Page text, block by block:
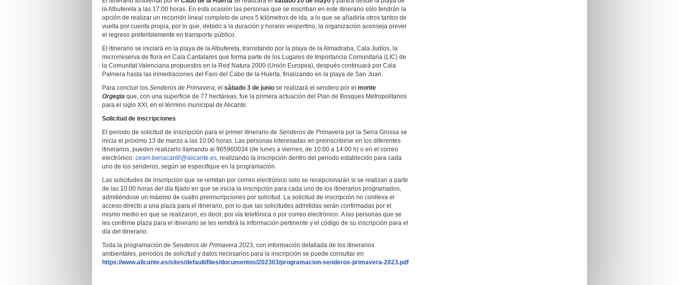
la Albufereta a las 17:00 horas. En esta ocasión las personas que se inscriban en este itinerario sólo tendrán la
opción de realizar un recorrido lineal completo de unos 5 kilómetros de ida, a lo que se añadiría otros tantos de
vuelta por cuenta propia, por lo que, debido a la duración y horario vespertino, la organización aconseja prever
el regreso preferiblemente en transporte público.
El itinerario se iniciará en la playa de la Albufereta, transitando por la playa de la Almadraba, Cala Judíos, la
microrreserva de flora en Cala Cantalares que forma parte de los Lugares de Importancia Comunitaria (LIC) de
la Comunitat Valenciana propuestos en la Red Natura 2000 (Unión Europea), después continuará por Cala
Palmera hasta las inmediaciones del Faro del Cabo de la Huerta, finalizando en la playa de San Juan.
Para concluir los Senderos de Primavera, el sábado 3 de junio se realizará el sendero por el monte
Orgegia que, con una superficie de 77 hectáreas, fue la primera actuación del Plan de Bosques Metropolitanos
para el siglo XXI, en el término municipal de Alicante.
Solicitud de inscripciones
El periodo de solicitud de inscripción para el primer itinerario de Senderos de Primavera por la Serra Grossa se
inicia el próximo 13 de marzo a las 10:00 horas. Las personas interesadas en preinscribirse en los diferentes
itinerarios, pueden realizarlo llamando al 965960034 (de lunes a viernes, de 10:00 a 14:00 h) o en el correo
electrónico: ceam.benacantil@alicante.es, realizando la inscripción dentro del periodo establecido para cada
uno de los senderos, según se especifique en la programación.
Las solicitudes de inscripción que se remitan por correo electrónico solo se recepcionarán si se realizan a partir
de las 10:00 horas del día fijado en que se inicia la inscripción para cada uno de los itinerarios programados,
admitiéndose un máximo de cuatro preinscripciones por solicitud. La solicitud de inscripción no conlleva el
acceso directo a una plaza para el itinerario, por lo que las solicitudes admitidas serán confirmadas por el
mismo medio en que se realizaron, es decir, por vía telefónica o por correo electrónico. A las personas que se
les confirme plaza para el itinerario se les remitirá la información pertinente y el código de su inscripción para el
día del itinerario.
Toda la programación de Senderos de Primavera 2023, con información detallada de los itinerarios
ambientales, periodos de solicitud y datos necesarios para la inscripción se puede consultar en
https://www.alicante.es/sites/default/files/documentos/202303/programacion-senderos-primavera-2023.pdf